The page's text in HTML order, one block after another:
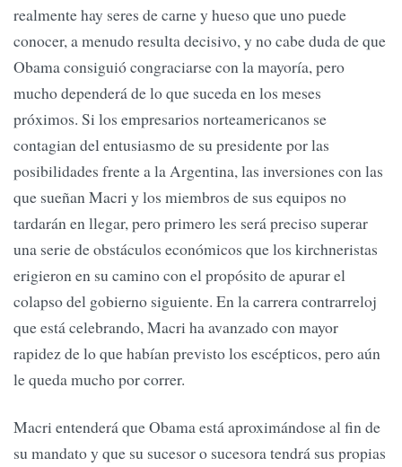
realmente hay seres de carne y hueso que uno puede
conocer, a menudo resulta decisivo, y no cabe duda de que
Obama consiguió congraciarse con la mayoría, pero
mucho dependerá de lo que suceda en los meses
próximos. Si los empresarios norteamericanos se
contagian del entusiasmo de su presidente por las
posibilidades frente a la Argentina, las inversiones con las
que sueñan Macri y los miembros de sus equipos no
tardarán en llegar, pero primero les será preciso superar
una serie de obstáculos económicos que los kirchneristas
erigieron en su camino con el propósito de apurar el
colapso del gobierno siguiente. En la carrera contrarreloj
que está celebrando, Macri ha avanzado con mayor
rapidez de lo que habían previsto los escépticos, pero aún
le queda mucho por correr.
Macri entenderá que Obama está aproximándose al fin de
su mandato y que su sucesor o sucesora tendrá sus propias